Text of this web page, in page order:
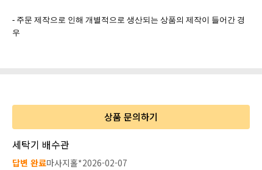
- 주문 제작으로 인해 개별적으로 생산되는 상품의 제작이 들어간 경
우
상품 문의하기
세탁기 배수관
답변 완료마사지홀*2026-02-07